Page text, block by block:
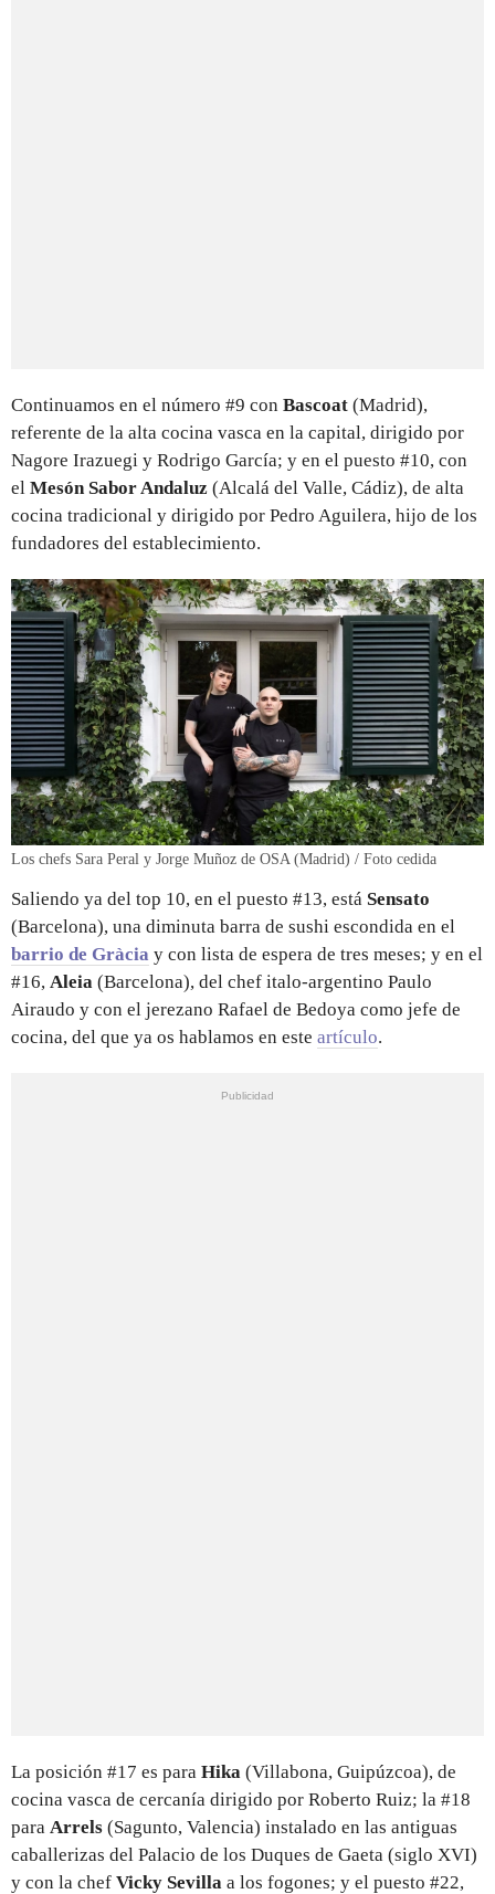
Continuamos en el número #9 con Bascoat (Madrid),
referente de la alta cocina vasca en la capital, dirigido por
Nagore Irazuegi y Rodrigo García; y en el puesto #10, con
el Mesón Sabor Andaluz (Alcalá del Valle, Cádiz), de alta
cocina tradicional y dirigido por Pedro Aguilera, hijo de los
fundadores del establecimiento.
Los chefs Sara Peral y Jorge Muñoz de OSA (Madrid) / Foto cedida
Saliendo ya del top 10, en el puesto #13, está Sensato
(Barcelona), una diminuta barra de sushi escondida en el
barrio de Gràcia y con lista de espera de tres meses; y en el
#16, Aleia (Barcelona), del chef italo-argentino Paulo
Airaudo y con el jerezano Rafael de Bedoya como jefe de
cocina, del que ya os hablamos en este artículo.
La posición #17 es para Hika (Villabona, Guipúzcoa), de
cocina vasca de cercanía dirigido por Roberto Ruiz; la #18
para Arrels (Sagunto, Valencia) instalado en las antiguas
caballerizas del Palacio de los Duques de Gaeta (siglo XVI)
y con la chef Vicky Sevilla a los fogones; y el puesto #22,